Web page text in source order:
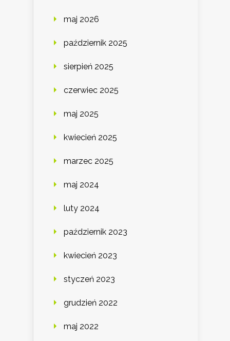
maj 2026
październik 2025
sierpień 2025
czerwiec 2025
maj 2025
kwiecień 2025
marzec 2025
maj 2024
luty 2024
październik 2023
kwiecień 2023
styczeń 2023
grudzień 2022
maj 2022